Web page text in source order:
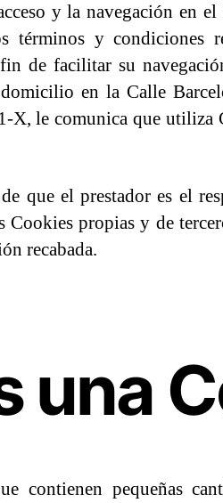
y la navegación en
términos y
de facilitar su
domicilio en la Calle
X, le comunica que
que el prestador es el
Cookies propias y de
recabada.
una
contienen pequeñas